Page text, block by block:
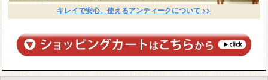
キレイで安心、使えるアンティークについて >>